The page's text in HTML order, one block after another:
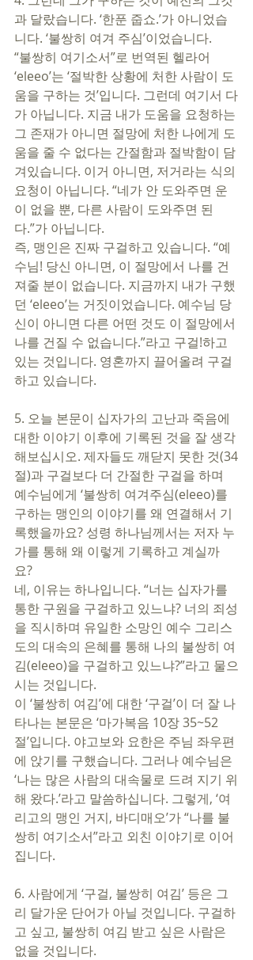
과 달랐습니다. ‘한푼 줍쇼.’가 아니었습
니다. ‘불쌍히 여겨 주심’이었습니다.
“불쌍히 여기소서”로 번역된 헬라어
‘eleeo’는 ‘절박한 상황에 처한 사람이 도
움을 구하는 것’입니다. 그런데 여기서 다
가 아닙니다. 지금 내가 도움을 요청하는
그 존재가 아니면 절망에 처한 나에게 도
움을 줄 수 없다는 간절함과 절박함이 담
겨있습니다. 이거 아니면, 저거라는 식의
요청이 아닙니다. “네가 안 도와주면 운
이 없을 뿐, 다른 사람이 도와주면 된
다.”가 아닙니다.
즉, 맹인은 진짜 구걸하고 있습니다. “예
수님! 당신 아니면, 이 절망에서 나를 건
져줄 분이 없습니다. 지금까지 내가 구했
던 ‘eleeo’는 거짓이었습니다. 예수님 당
신이 아니면 다른 어떤 것도 이 절망에서
나를 건질 수 없습니다.”라고 구걸!하고
있는 것입니다. 영혼까지 끌어올려 구걸
하고 있습니다.
5. 오늘 본문이 십자가의 고난과 죽음에
대한 이야기 이후에 기록된 것을 잘 생각
해보십시오. 제자들도 깨닫지 못한 것(34
절)과 구걸보다 더 간절한 구걸을 하며
예수님에게 ‘불쌍히 여겨주심(eleeo)를
구하는 맹인의 이야기를 왜 연결해서 기
록했을까요? 성령 하나님께서는 저자 누
가를 통해 왜 이렇게 기록하고 계실까
요?
네, 이유는 하나입니다. “너는 십자가를
통한 구원을 구걸하고 있느냐? 너의 죄성
을 직시하며 유일한 소망인 예수 그리스
도의 대속의 은혜를 통해 나의 불쌍히 여
김(eleeo)을 구걸하고 있느냐?”라고 물으
시는 것입니다.
이 ‘불쌍히 여김’에 대한 ‘구걸’이 더 잘 나
타나는 본문은 ‘마가복음 10장 35~52
절’입니다. 야고보와 요한은 주님 좌우편
에 앉기를 구했습니다. 그러나 예수님은
‘나는 많은 사람의 대속물로 드려 지기 위
해 왔다.’라고 말씀하십니다. 그렇게, ‘여
리고의 맹인 거지, 바디매오’가 “나를 불
쌍히 여기소서”라고 외친 이야기로 이어
집니다.
6. 사람에게 ‘구걸, 불쌍히 여김’ 등은 그
리 달가운 단어가 아닐 것입니다. 구걸하
고 싶고, 불쌍히 여김 받고 싶은 사람은
없을 것입니다.